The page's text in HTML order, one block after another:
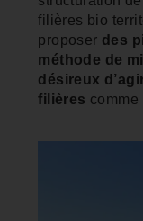
filières bio
proposer des
méthode de
désireux
filières comme